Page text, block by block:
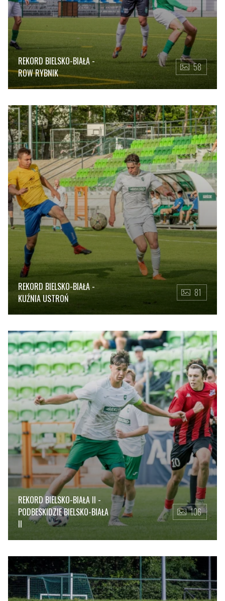
REKORD BIELSKO-BIAŁA -
ROW RYBNIK
58
REKORD BIELSKO-BIAŁA -
KUŹNIA USTROŃ
81
REKORD BIELSKO-BIAŁA II -
PODBESKIDZIE BIELSKO-BIAŁA
II
106